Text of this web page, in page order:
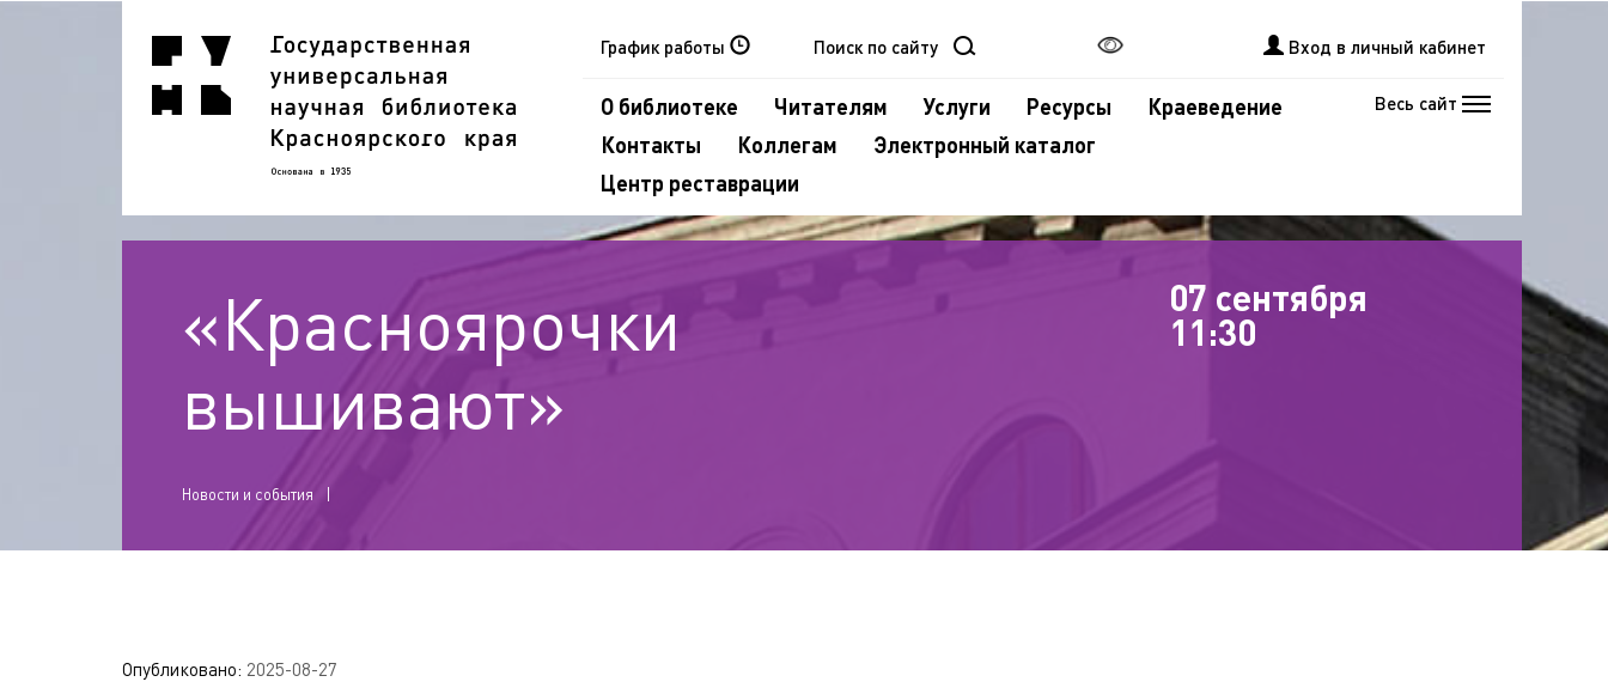
График работы Вход в личный кабинет
О библиотеке Читателям Услуги Ресурсы
Краеведение
Контакты
Коллегам
Электронный каталог
Центр реставрации
Весь сайт
«Красноярочки
вышивают»
07 сентября
11:30
Новости и события
Опубликовано: 2025-08-27